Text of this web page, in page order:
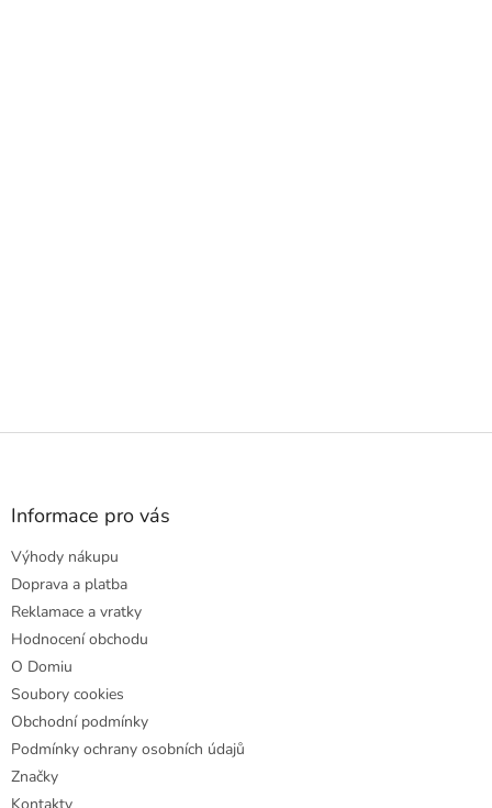
Z
Informace pro vás
Výhody nákupu
Doprava a platba
Reklamace a vratky
Hodnocení obchodu
O Domiu
Soubory cookies
Obchodní podmínky
Podmínky ochrany osobních údajů
Značky